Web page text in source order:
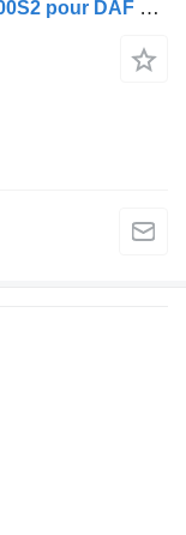
Moteur DAF Paccar MX-300 S2 MX-300S2 pour DAF XF105, CF85